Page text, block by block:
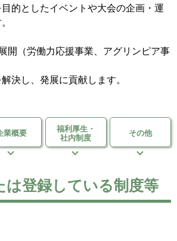
的としたイベントや大会の企画・運
開（労働力応援事業、アグリンピア事
決し、発展に貢献します。
業概要
福利厚生・
社内制度
その他
は登録している制度等